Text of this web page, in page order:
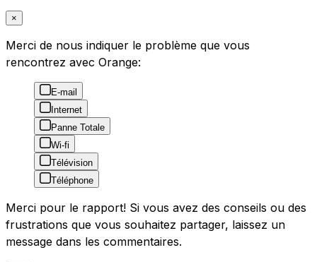
×
Merci de nous indiquer le problème que vous
rencontrez avec Orange:
E-mail
Internet
Panne Totale
Wi-fi
Télévision
Téléphone
Merci pour le rapport! Si vous avez des conseils ou des
frustrations que vous souhaitez partager, laissez un
message dans les commentaires.